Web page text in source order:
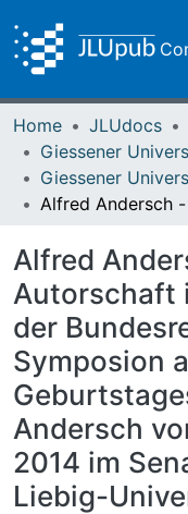
Home JLUdocs
Alfred
Autorschaft
der
Symposion
Andersch
2014 im
Liebig-